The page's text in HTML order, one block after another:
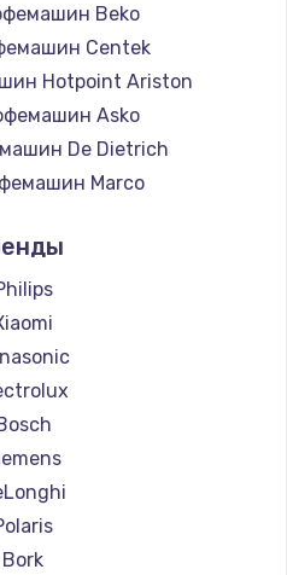
Beko
Centek
Hotpoint Ariston
Asko
De Dietrich
Marco
Jura
Olympia
Saeco
La Cimbali
WMF
Yamaguchi
Nivona
Astoria
JVC
Ariston
Bork